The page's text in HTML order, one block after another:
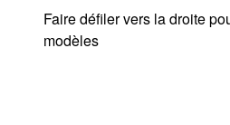
Faire défiler vers la droite
modèles